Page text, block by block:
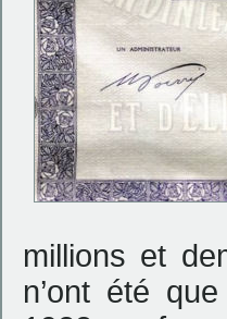
millions et
n’ont été